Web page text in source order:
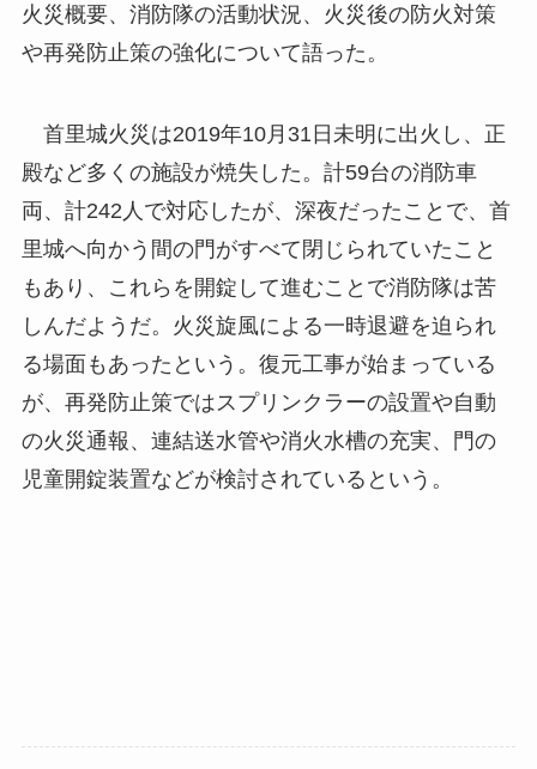
火災概要、消防隊の活動状況、火災後の防火対策
や再発防止策の強化について語った。
首里城火災は2019年10月31日未明に出火し、正
殿など多くの施設が焼失した。計59台の消防車
両、計242人で対応したが、深夜だったことで、首
里城へ向かう間の門がすべて閉じられていたこと
もあり、これらを開錠して進むことで消防隊は苦
しんだようだ。火災旋風による一時退避を迫られ
る場面もあったという。復元工事が始まっている
が、再発防止策ではスプリンクラーの設置や自動
の火災通報、連結送水管や消火水槽の充実、門の
児童開錠装置などが検討されているという。